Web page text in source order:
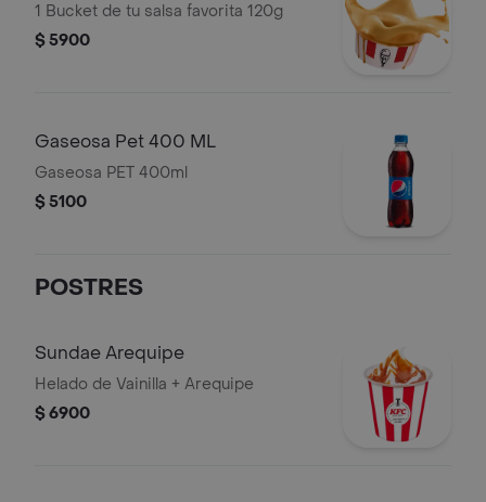
1 Bucket de tu salsa favorita 120g
$ 5900
Gaseosa Pet 400 ML
Gaseosa PET 400ml
$ 5100
POSTRES
Sundae Arequipe
Helado de Vainilla + Arequipe
$ 6900